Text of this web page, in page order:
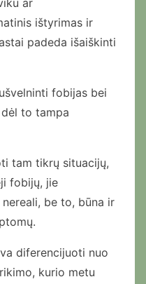
ar
ištyrimas ir
padeda išaiškinti
fobijas bei
to tampa
tam tikrų situacijų,
fobijų, jie
be to, būna ir
diferencijuoti nuo
kurio metu